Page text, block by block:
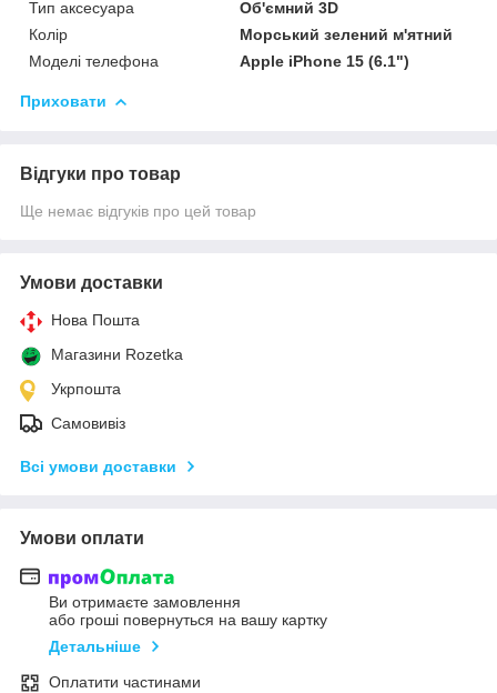
Тип аксесуара
Об'ємний 3D
Колір
Морський зелений м'ятний
Моделі телефона
Apple iPhone 15 (6.1")
Приховати
Відгуки про товар
Ще немає відгуків про цей товар
Умови доставки
Нова Пошта
Магазини Rozetka
Укрпошта
Самовивіз
Всі умови доставки
Умови оплати
Ви отримаєте замовлення
або гроші повернуться на вашу картку
Детальніше
Оплатити частинами